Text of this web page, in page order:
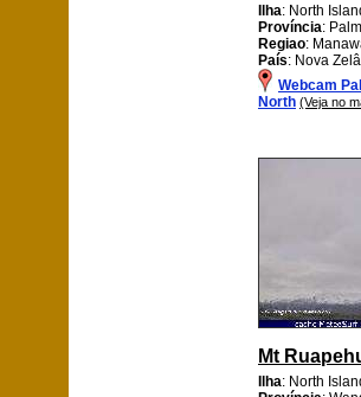
Ilha: North
Província:
Regiao:
País: Nova
Webcam
North (Veja no
Mt
Ilha: North